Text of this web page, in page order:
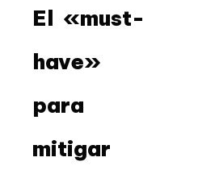
El «must-
have»
para
mitigar